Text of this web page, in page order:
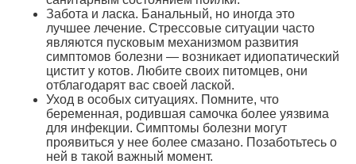
Забота и ласка. Банальный, но иногда это
лучшее лечение. Стрессовые ситуации часто
являются пусковым механизмом развития
симптомов болезни — возникает идиопатический
цистит у котов. Любите своих питомцев, они
отблагодарят вас своей лаской.
Уход в особых ситуациях. Помните, что
беременная, родившая самочка более уязвима
для инфекции. Симптомы болезни могут
проявиться у нее более смазано. Позаботьтесь о
ней в такой важный момент.